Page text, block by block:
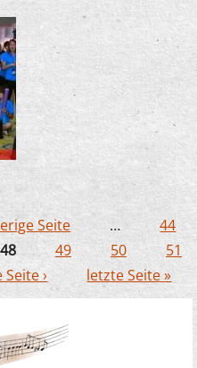
Joachim
auch in China aus
Seite …
44
48 49 50
51
› letzte Seite »